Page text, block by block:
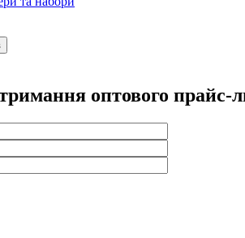
оптового прайс-